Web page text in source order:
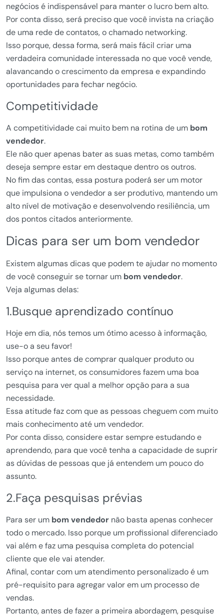
negócios é indispensável para manter o lucro bem alto.
Por conta disso, será preciso que você invista na criação
de uma rede de contatos, o chamado networking.
Isso porque, dessa forma, será mais fácil criar uma
verdadeira comunidade interessada no que você vende,
alavancando o crescimento da empresa e expandindo
oportunidades para fechar negócio.
Competitividade
A competitividade cai muito bem na rotina de um bom
vendedor.
Ele não quer apenas bater as suas metas, como também
deseja sempre estar em destaque dentro os outros.
No fim das contas, essa postura poderá ser um motor
que impulsiona o vendedor a ser produtivo, mantendo um
alto nível de motivação e desenvolvendo resiliência, um
dos pontos citados anteriormente.
Dicas para ser um bom vendedor
Existem algumas dicas que podem te ajudar no momento
de você conseguir se tornar um bom vendedor.
Veja algumas delas:
1.Busque aprendizado contínuo
Hoje em dia, nós temos um ótimo acesso à informação,
use-o a seu favor!
Isso porque antes de comprar qualquer produto ou
serviço na internet, os consumidores fazem uma boa
pesquisa para ver qual a melhor opção para a sua
necessidade.
Essa atitude faz com que as pessoas cheguem com muito
mais conhecimento até um vendedor.
Por conta disso, considere estar sempre estudando e
aprendendo, para que você tenha a capacidade de suprir
as dúvidas de pessoas que já entendem um pouco do
assunto.
2.Faça pesquisas prévias
Para ser um bom vendedor não basta apenas conhecer
todo o mercado. Isso porque um profissional diferenciado
vai além e faz uma pesquisa completa do potencial
cliente que ele vai atender.
Afinal, contar com um atendimento personalizado é um
pré-requisito para agregar valor em um processo de
vendas.
Portanto, antes de fazer a primeira abordagem, pesquise